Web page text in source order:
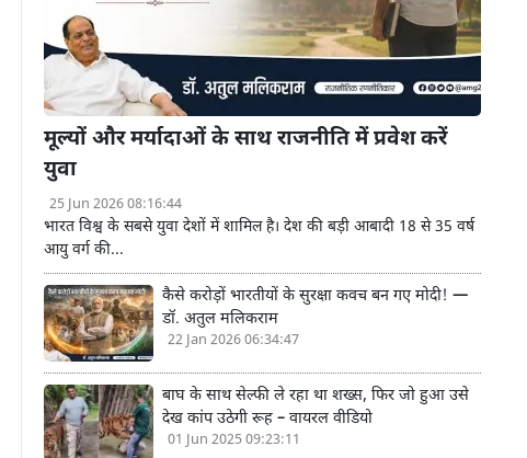
मूल्यों और मर्यादाओं के साथ राजनीति में प्रवेश करें
युवा
25 Jun 2026 08:16:44
भारत विश्व के सबसे युवा देशों में शामिल है। देश की बड़ी आबादी 18 से 35 वर्ष
आयु वर्ग की...
कैसे करोड़ों भारतीयों के सुरक्षा कवच बन गए मोदी! —
डॉ. अतुल मलिकराम
22 Jan 2026 06:34:47
बाघ के साथ सेल्फी ले रहा था शख्स, फिर जो हुआ उसे
देख कांप उठेगी रूह – वायरल वीडियो
01 Jun 2025 09:23:11